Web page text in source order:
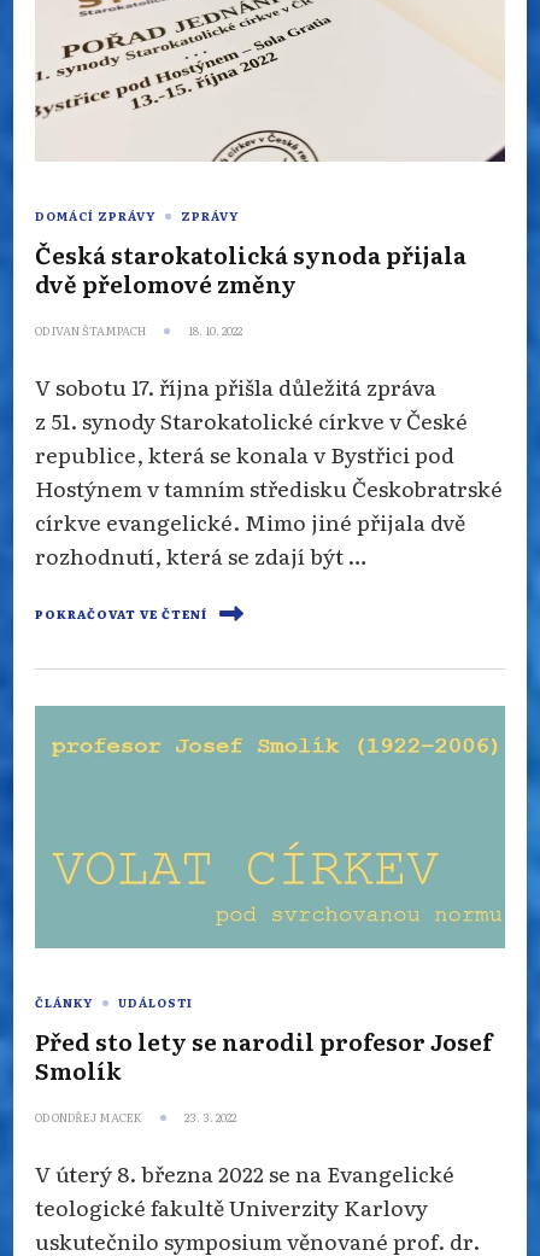
DOMÁCÍ ZPRÁVY ZPRÁVY
Česká starokatolická synoda přijala
dvě přelomové změny
ODIVAN ŠTAMPACH 18. 10. 2022
V sobotu 17. října přišla důležitá zpráva
z 51. synody Starokatolické církve v České
republice, která se konala v Bystřici pod
Hostýnem v tamním středisku Českobratrské
církve evangelické. Mimo jiné přijala dvě
rozhodnutí, která se zdají být …
POKRAČOVAT VE ČTENÍ
ČLÁNKY UDÁLOSTI
Před sto lety se narodil profesor Josef
Smolík
ODONDŘEJ MACEK 23. 3. 2022
V úterý 8. března 2022 se na Evangelické
teologické fakultě Univerzity Karlovy
uskutečnilo symposium věnované prof. dr.